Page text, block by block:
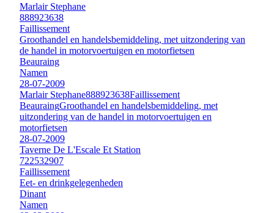
Marlair Stephane
888923638
Faillissement
Groothandel en handelsbemiddeling, met uitzondering van
de handel in motorvoertuigen en motorfietsen
Beauraing
Namen
28-07-2009
Marlair Stephane888923638Faillissement
BeauraingGroothandel en handelsbemiddeling, met
uitzondering van de handel in motorvoertuigen en
motorfietsen
28-07-2009
Taverne De L'Escale Et Station
722532907
Faillissement
Eet- en drinkgelegenheden
Dinant
Namen